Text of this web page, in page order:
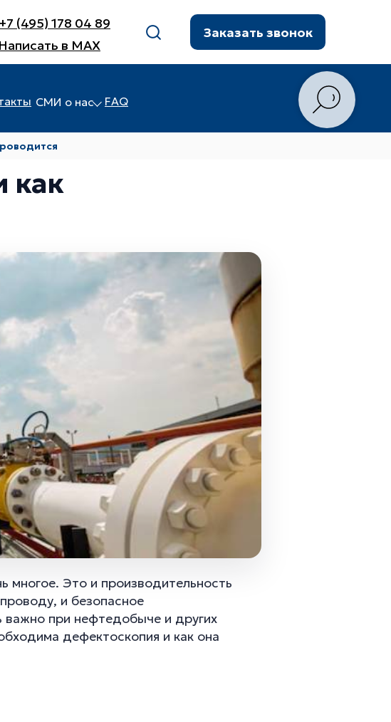
Написать в MAX
+7 (495) 178 04 89
Заказать звонок
СМИ о нас FAQ
как
многое. Это и производительность
и безопасное
важно при нефтедобыче и других
дефектоскопия и как она